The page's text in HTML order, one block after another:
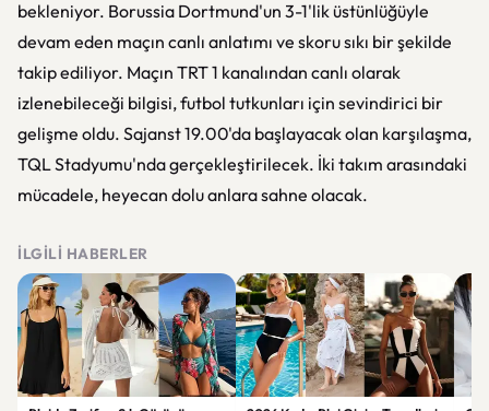
bekleniyor. Borussia Dortmund'un 3-1'lik üstünlüğüyle
devam eden maçın canlı anlatımı ve skoru sıkı bir şekilde
takip ediliyor. Maçın TRT 1 kanalından canlı olarak
izlenebileceği bilgisi, futbol tutkunları için sevindirici bir
gelişme oldu. Sajanst 19.00'da başlayacak olan karşılaşma,
TQL Stadyumu'nda gerçekleştirilecek. İki takım arasındaki
mücadele, heyecan dolu anlara sahne olacak.
İLGILI HABERLER